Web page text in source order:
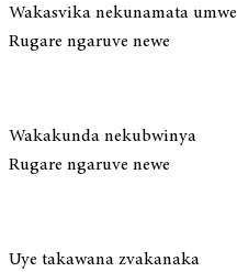
Wakasvika nekunamata umwe
Rugare ngaruve newe
Wakakunda nekubwinya
Rugare ngaruve newe
Uye takawana zvakanaka